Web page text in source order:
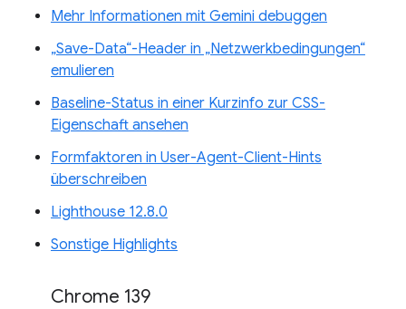
Mehr Informationen mit Gemini debuggen
„Save-Data“-Header in „Netzwerkbedingungen“
emulieren
Baseline-Status in einer Kurzinfo zur CSS-
Eigenschaft ansehen
Formfaktoren in User-Agent-Client-Hints
überschreiben
Lighthouse 12.8.0
Sonstige Highlights
Chrome 139